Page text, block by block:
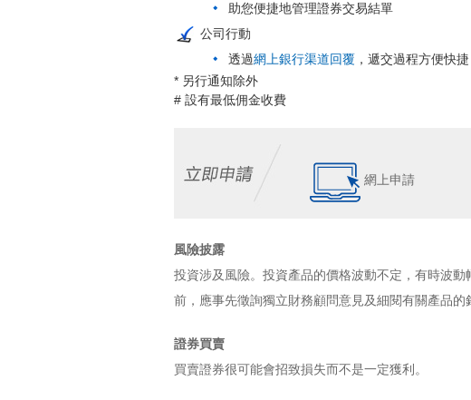
助您便捷地管理證券交易結單
公司行動
透過網上銀行渠道回覆 ，遞交過程方便快捷
* 另行通知除外
# 設有最低佣金收費
網上申請
風險披露
投資涉及風險。投資產品的價格波動不定，有時波
前，應事先徵詢獨立財務顧問意見及細閱有關產品的
證券買賣
買賣證券很可能會招致損失而不是一定獲利。